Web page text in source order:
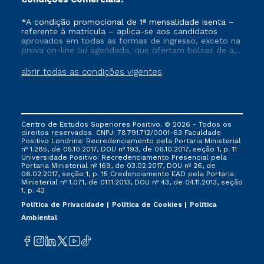
abrir todas as condições vigentes
*A condição promocional de 1ª mensalidade isenta –
referente à matrícula – aplica-se aos candidatos
aprovados em todas as formas de ingresso, exceto na
prova on-line ou agendada, que ofertam bolsas de até
vigente, que ainda não tenham efetivado e/ou não
tenham cancelado ou trancado sua matrícula em uma
via FIES, Prouni e outros programas governamentais, e
não se acumula com nenhuma outra campanha
ofertada pela Instituição.
Centro de Estudos Superiores Positivo. © 2026 - Todos os
direitos reservados. CNPJ: 78.791.712/0001-63 Faculdade
Positivo Londrina: Recredenciamento pela Portaria Ministerial
nº 1.285, de 05.10.2017, DOU nº 193, de 06.10.2017, seção 1, p. 11
Universidade Positivo: Recredenciamento Presencial ​pela
Portaria Ministerial nº 169, de 03.02.2017, DOU nº 26, de
06.02.2017, seção 1, p. 15 Credenciamento EAD pela Portaria
Ministerial nº 1.071, de 01.11.2013, DOU nº 43, de 04.11.2013, seção
1, p. 43
Política de Privacidade
Política de Cookies
Política
Ambiental